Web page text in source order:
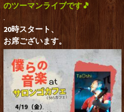
のツーマンライブです🎵
.
20時スタート、
お席ございます。